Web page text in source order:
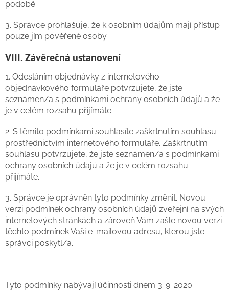
podobě.
3. Správce prohlašuje, že k osobním údajům mají přístup
pouze jím pověřené osoby.
VIII. Závěrečná ustanovení
1. Odesláním objednávky z internetového
objednávkového formuláře potvrzujete, že jste
seznámen/a s podmínkami ochrany osobních údajů a že
je v celém rozsahu přijímáte.
2. S těmito podmínkami souhlasíte zaškrtnutím souhlasu
prostřednictvím internetového formuláře. Zaškrtnutím
souhlasu potvrzujete, že jste seznámen/a s podmínkami
ochrany osobních údajů a že je v celém rozsahu
přijímáte.
3. Správce je oprávněn tyto podmínky změnit. Novou
verzi podmínek ochrany osobních údajů zveřejní na svých
internetových stránkách a zároveň Vám zašle novou verzi
těchto podmínek Vaši e-mailovou adresu, kterou jste
správci poskytl/a.
Tyto podmínky nabývají účinnosti dnem 3. 9. 2020.